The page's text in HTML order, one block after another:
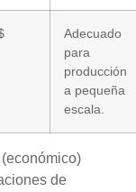
Adecuado
para
producción
a pequeña
escala.
de